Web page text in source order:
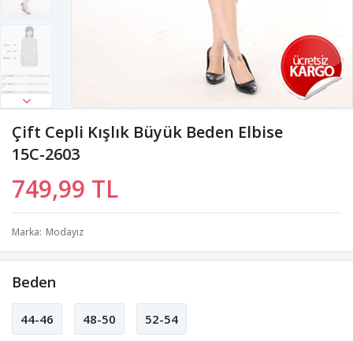
Çift Cepli Kışlık Büyük Beden Elbise
15C-2603
749,99 TL
Marka Modayız
Beden
44-46 48-50 52-54